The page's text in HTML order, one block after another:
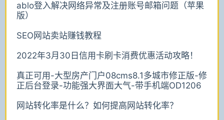
ablo登入解决网络异常及注册账号邮箱问题（苹果
版）
SEO网站卖站赚钱教程
2022年3月30日信用卡刷卡消费优惠活动攻略！
真正可用-大型房产门户08cms8.1多城市修正版-修
正后台登录-功能强大界面大气-带手机端OD1206
网站转化率是什么？如何提高网站转化率？